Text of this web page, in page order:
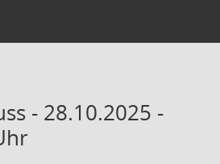
- 28.10.2025 -